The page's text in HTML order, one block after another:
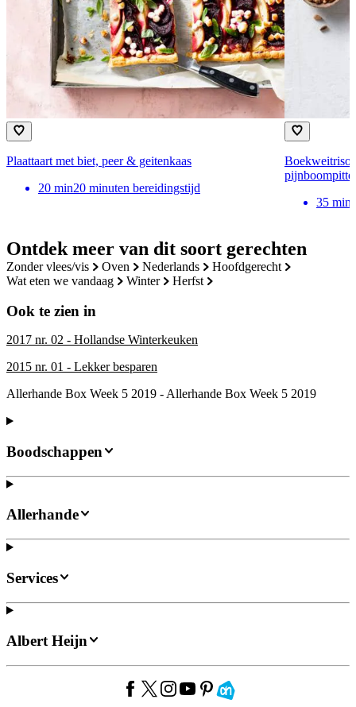
Ontdek meer van dit soort gerechten
zonder vlees/vis oven nederlands
hoofdgerecht
wat eten we vandaag
winter herfst
Ook te zien in
2017 nr. 02 - Hollandse Winterkeuken
2015 nr. 01 - Lekker besparen
Allerhande Box Week 5 2019 - Allerhande Box Week 5 2019
Plaattaart met biet, peer & geitenkaas
20 min20 minuten bereidingstijd
35 min
Boodschappen
Allerhande
Services
Albert Heijn